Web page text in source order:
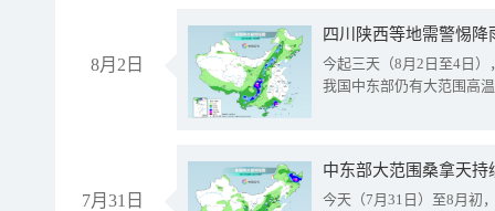
8月2日
今起三天（8月2日至4日
我国中东部仍有大范围高
7月31日
中东部大范围桑拿天
今天（7月31日）至8月初